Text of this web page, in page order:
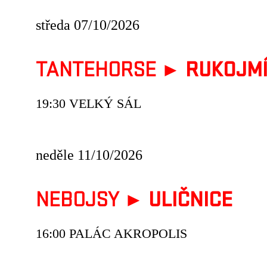
středa 07/10/2026
TANTEHORSE ►
19:30 VELKÝ SÁL
neděle 11/10/2026
NEBOJSY ► ULIČNICE
16:00 PALÁC AKROPOLIS